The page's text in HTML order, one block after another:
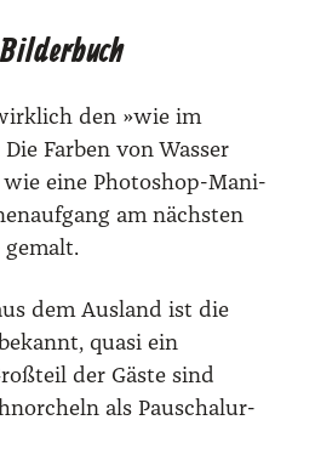
den »wie im
Far­ben von Was­ser
eine Pho­to­shop-Mani­
am nächs­ten
dem Aus­land ist die
qua­si ein
der Gäs­te sind
als Pau­schal­ur­